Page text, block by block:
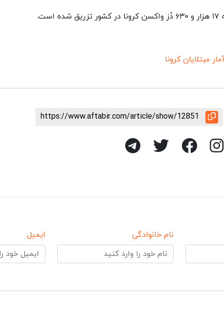
مبتلایان کرونا
https://www.aftabir.com/article/show/12851
نام خانوادگی ایمیل